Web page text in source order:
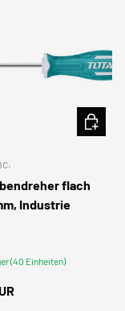
flach
Industrie
(40 Einheiten)
Preis
IN DEN